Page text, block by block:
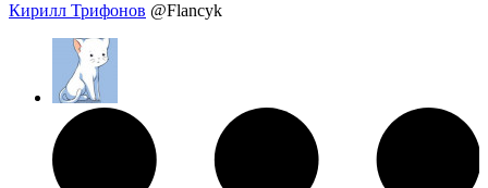
Кирилл Трифонов @Flancyk